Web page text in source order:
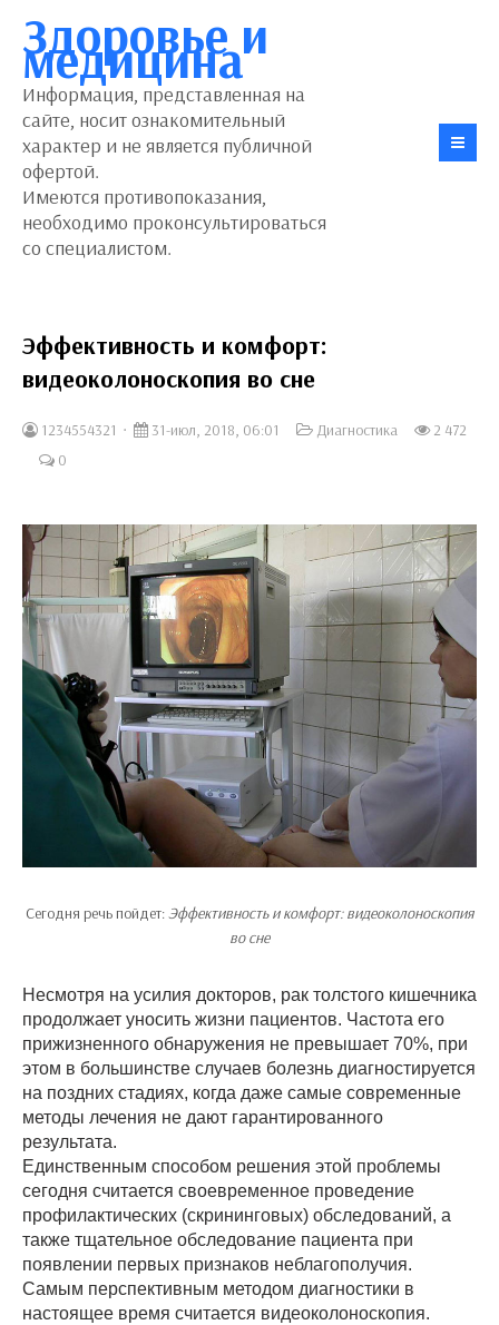
Здоровье и
медицина
Информация, представленная на
сайте, носит ознакомительный
характер и не является публичной
офертой.
Имеются противопоказания,
необходимо проконсультироваться
со специалистом.
Эффективность и комфорт:
видеоколоноскопия во сне
1234554321 31-июл, 2018, 06:01 Диагностика
2 472
0
Сегодня речь пойдет:Эффективность и комфорт: видеоколоноскопия
во сне
Несмотря на усилия докторов, рак толстого кишечника
продолжает уносить жизни пациентов. Частота его
прижизненного обнаружения не превышает 70%, при
этом в большинстве случаев болезнь диагностируется
на поздних стадиях, когда даже самые современные
методы лечения не дают гарантированного
результата.
Единственным способом решения этой проблемы
сегодня считается своевременное проведение
профилактических (скрининговых) обследований, а
также тщательное обследование пациента при
появлении первых признаков неблагополучия.
Самым перспективным методом диагностики в
настоящее время считается видеоколоноскопия.